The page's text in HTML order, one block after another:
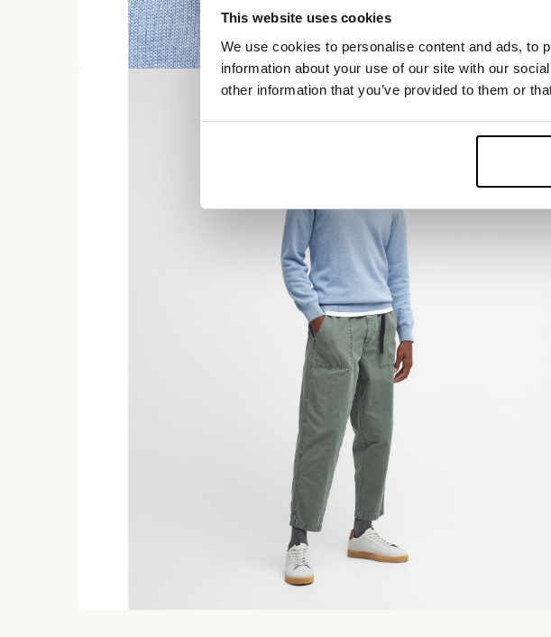
This website uses cookies
We use cookies to personalise content and ads, to
information about your use of our site with our
other information that you’ve provided to them or